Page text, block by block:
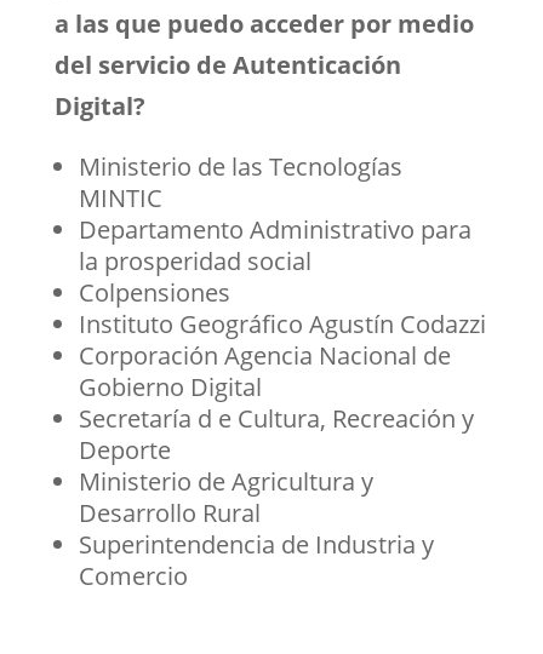
a las que puedo acceder por medio
del servicio de Autenticación
Digital?
Ministerio de las Tecnologías
MINTIC
Departamento Administrativo para
la prosperidad social
Colpensiones
Instituto Geográfico Agustín Codazzi
Corporación Agencia Nacional de
Gobierno Digital
Secretaría d e Cultura, Recreación y
Deporte
Ministerio de Agricultura y
Desarrollo Rural
Superintendencia de Industria y
Comercio